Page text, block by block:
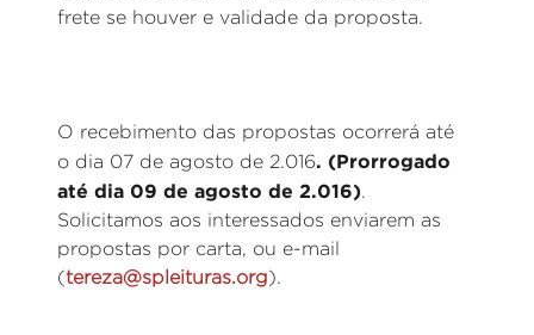
frete se houver e validade da proposta.
O recebimento das propostas ocorrerá até
o dia 07 de agosto de 2.016. (Prorrogado
até dia 09 de agosto de 2.016).
Solicitamos aos interessados enviarem as
propostas por carta, ou e-mail
(tereza@spleituras.org).